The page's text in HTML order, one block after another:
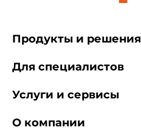
Продукты и решения
Для специалистов
Услуги и сервисы
О компании